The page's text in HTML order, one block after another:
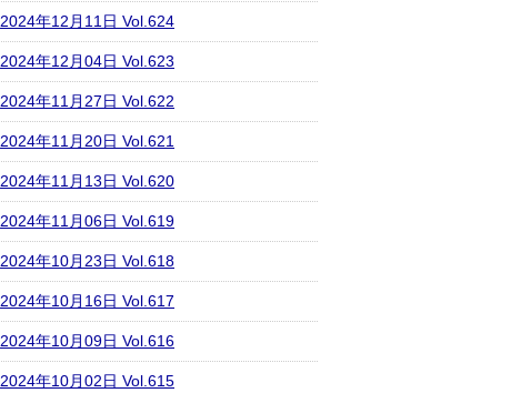
2024年12月11日 Vol.624
2024年12月04日 Vol.623
2024年11月27日 Vol.622
2024年11月20日 Vol.621
2024年11月13日 Vol.620
2024年11月06日 Vol.619
2024年10月23日 Vol.618
2024年10月16日 Vol.617
2024年10月09日 Vol.616
2024年10月02日 Vol.615